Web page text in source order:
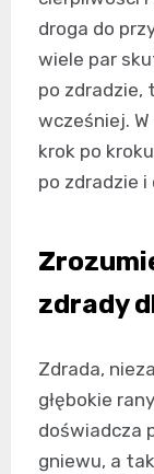
droga do
wiele par
po zdradzie,
wcześniej.
krok po
po zdradzie
zdrady
Zdrada,
głębokie
doświadcza
gniewu, a